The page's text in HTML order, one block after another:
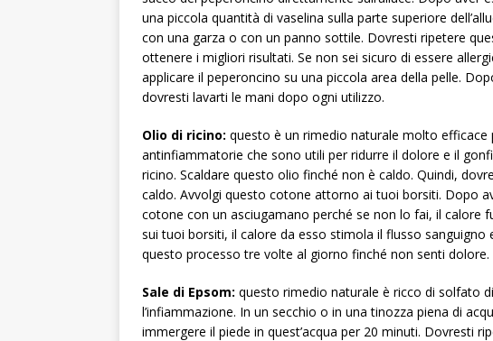
una piccola quantità di vaselina sulla parte superiore
con una garza o con un panno sottile. Dovresti ripetere
ottenere i migliori risultati. Se non sei sicuro di essere
applicare il peperoncino su una piccola area della pelle.
dovresti lavarti le mani dopo ogni utilizzo.
Olio di ricino: questo è un rimedio naturale molto efficace
antinfiammatorie che sono utili per ridurre il dolore e il
ricino. Scaldare questo olio finché non è caldo. Quindi,
caldo. Avvolgi questo cotone attorno ai tuoi borsiti. Dopo
cotone con un asciugamano perché se non lo fai, il calore
sui tuoi borsiti, il calore da esso stimola il flusso sanguigno
questo processo tre volte al giorno finché non senti dolore.
Sale di Epsom: questo rimedio naturale è ricco di solfato
l’infiammazione. In un secchio o in una tinozza piena di
immergere il piede in quest’acqua per 20 minuti. Dovresti